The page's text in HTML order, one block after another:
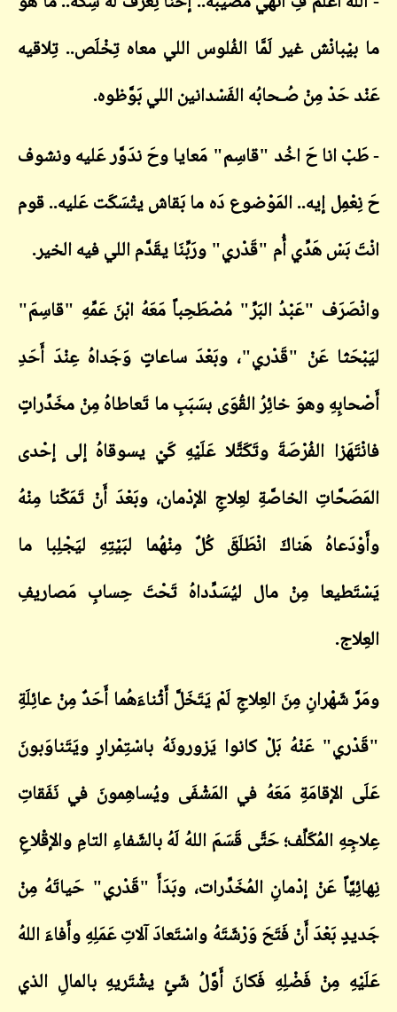
ما بيْبانْش غير لَمَّا الفُلوس اللي معاه تِخْلَص.. تِلاقيه
عَنْد حَدْ مِنْ صُـحابُه الفَسْدانين اللي بَوَّظوه.
- طَبْ انا حَ اخُد "قاسِم" مَعايا وحَ ندَوَّر عَليه ونشوف
حَ نِعْمِل إيه.. المَوْضوع دَه ما بَقاش يتْسَكَت عَليه.. قوم
انْتَ بَسْ هَدِّي أُم "قَدْري" ورَبِّنَا يقَدَّم اللي فيه الخير.
وانْصَرَف "عَبْدُ البَرِّ" مُصْطَحِباً مَعَهُ ابْنَ عَمِّهِ "قاسِمَ"
ليَبْحَثا عَنْ "قَدْري"، وبَعْدَ ساعاتٍ وَجَداهُ عِنْدَ أَحَدِ
أَصْحابِهِ وهوَ خائِرُ القُوَى بسَبَبِ ما تَعاطاهُ مِنْ مخَدِّراتٍ
فانْتَهَزا الفُرْصَةَ وتَكَتَّلا عَلَيْهِ كَيْ يسوقاهُ إلى إحْدى
المَصَحَّاتِ الخاصَّةِ لعِلاجِ الإدْمان، وبَعْدَ أَنْ تَمَكّنا مِنْهُ
وأَوْدَعاهُ هَناكَ انْطَلَقَ كُلٌ مِنْهُما لبَيْتِهِ ليَجْلِبا ما
يَسْتَطيعا مِنْ مال ليُسَدِّداهُ تَحْتَ حِسابِ مَصاريفِ
العِلاج.
ومَرَّ شَهْرانِ مِنَ العِلاجِ لَمْ يَتَخَلَّ أَثْناءَهُما أَحَدٌ مِنْ عائِلَةِ
"قَدْري" عَنْهُ بَلْ كانوا يَزورونَهُ باسْتِمْرارٍ ويَتَناوَبونَ
عَلَى الإقامَةِ مَعَهُ في المَشْفَى ويُساهِمونَ في نَفَقاتِ
عِلاجِهِ المُكَلِّف؛ حَتَّى قَسَمَ اللهُ لَهُ بالشَفاءِ التامِ والإقْلاعِ
نِهائِيَّاً عَنْ إدْمانِ المُخَدِّرات، وبَدَأَ "قَدْري" حَياتَهُ مِنْ
جَديدٍ بَعْدَ أَنْ فَتَحَ وَرْشَتَهُ واسْتَعادَ آلاتِ عَمَلِهِ وأَفاءَ اللهُ
عَلَيْهِ مِنْ فَضْلِهِ فَكانَ أَوَّلُ شَئٍ يشْتَريهِ بالمالِ الذي